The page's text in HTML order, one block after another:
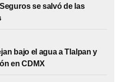
se salvó de las
bajo el agua a Tlalpan y
en CDMX